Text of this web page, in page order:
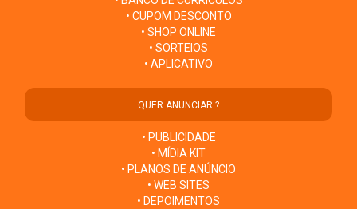
• CUPOM DESCONTO
• SHOP ONLINE
• SORTEIOS
• APLICATIVO
QUER ANUNCIAR ?
• PUBLICIDADE
• MÍDIA KIT
• PLANOS DE ANÚNCIO
• WEB SITES
• DEPOIMENTOS